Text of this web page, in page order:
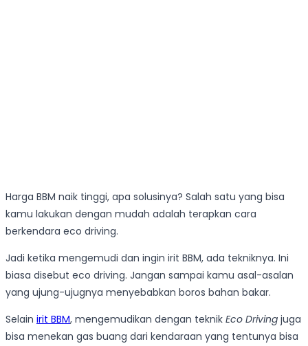
Harga BBM naik tinggi, apa solusinya? Salah satu yang bisa
kamu lakukan dengan mudah adalah terapkan cara
berkendara eco driving.
Jadi ketika mengemudi dan ingin irit BBM, ada tekniknya. Ini
biasa disebut eco driving. Jangan sampai kamu asal-asalan
yang ujung-ujugnya menyebabkan boros bahan bakar.
Selain irit BBM, mengemudikan dengan teknik Eco Driving juga
bisa menekan gas buang dari kendaraan yang tentunya bisa